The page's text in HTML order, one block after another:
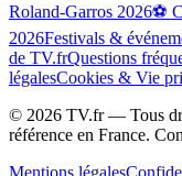
Roland-Garros 2026⚽
2026Festivals &
de TV.frQuestions
légalesCookies & Vie
© 2026 TV.fr — Tous
référence en France.